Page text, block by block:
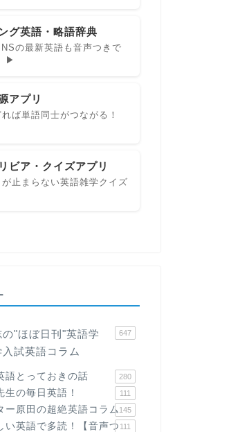
グ英語・略語辞典
の最新英語も音声つきで
▶
アプリ
ば単語同士がつながる！
ビア・クイズアプリ
が止まらない英語雑学クイズ
の"ほぼ日刊"英語学
試英語コラム
647
語とっておきの話 280
生の毎日英語！ 111
ー原田の超絶英語コラム145
い英語で多読！【音声つ 111